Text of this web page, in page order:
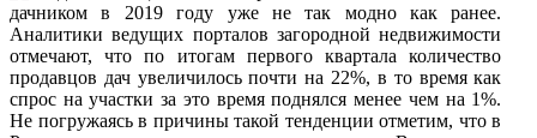
дачником в 2019 году уже не так модно как ранее.
Аналитики ведущих порталов загородной недвижимости
отмечают, что по итогам первого квартала количество
продавцов дач увеличилось почти на 22%, в то время как
спрос на участки за это время поднялся менее чем на 1%.
Не погружаясь в причины такой тенденции отметим, что в